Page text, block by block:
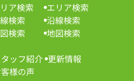
ア検索
検索
検索
エリア検索
沿線検索
地図検索
ッフ紹介 更新情報
様の声